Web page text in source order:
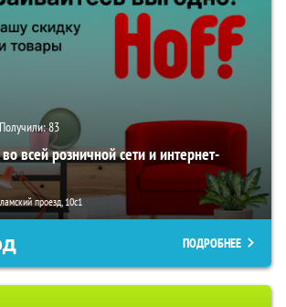
Получили:83
всей розничной сети и интернет-
проезд, 10с1
ПОДРОБНЕЕ